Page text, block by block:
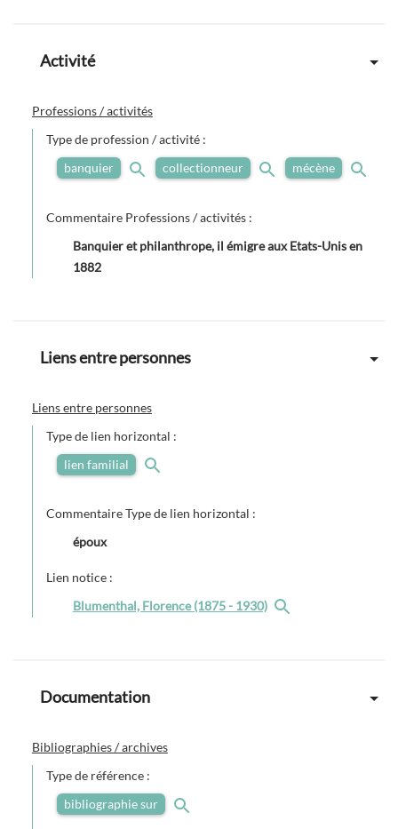
Activité
Professions / activités
Type de profession / activité :
banquier
collectionneur mécène
Commentaire Professions / activités :
Banquier et philanthrope, il émigre aux Etats-Unis en
1882
Liens entre personnes
Liens entre personnes
Type de lien horizontal :
lien familial
Commentaire Type de lien horizontal :
époux
Lien notice :
Blumenthal, Florence (1875 - 1930)
Documentation
Bibliographies / archives
Type de référence :
bibliographie sur